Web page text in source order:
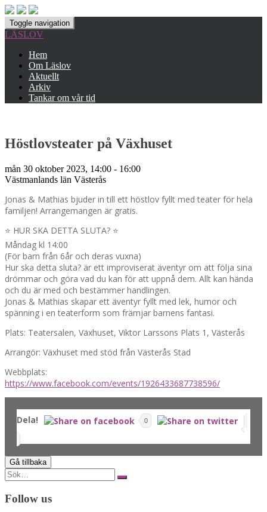
Toggle navigation
LÄSLOV
Hem
Om Läslov
Aktuellt
Arkiv
Tankar om vår tid
Höstlovsteater på Växhuset
mån 30 oktober 2023, 14:00 - 16:00
Västmanlands län Västerås
Jonas & Mathias bjuder in till ett höstlov fyllt med teater för hela
familjen! Arrangemangen är gratis.
⭐️ HUR SKA DETTA SLUTA? ⭐
Måndag kl 14:00
️(För barn från 6år och deras vuxna)
Hur ska detta sluta? är ett improviserat äventyr om att följa sina
drömmar och göra vad du kan för att uppnå dem. Allt kan hända
och du är med och bestämmer handlingen.
Jonas & Mathias skapar ett äventyr fyllt med lek, humor och
spänning i en teaterform som främjar barnens fantasi.
Plats: Teatersalen, Växhuset, Viktor Larssons Plats 1, Västerås
Arrangör: Växhuset med stöd från Västerås Stad
Webbplats:
https://www.facebook.com/events/1926433687738596/
Dela! 0
Search
for:
Follow us